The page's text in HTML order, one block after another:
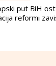
put BiH
reformi